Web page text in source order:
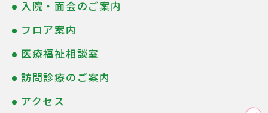
入院・面会のご案内
フロア案内
医療福祉相談室
訪問診療のご案内
アクセス